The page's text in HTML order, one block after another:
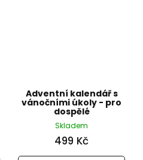
Adventní kalendář s
vánočními úkoly - pro
dospělé
Skladem
499 Kč